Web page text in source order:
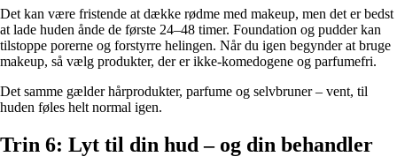
Det kan være fristende at dække rødme med makeup, men det er bedst
at lade huden ånde de første 24–48 timer. Foundation og pudder kan
tilstoppe porerne og forstyrre helingen. Når du igen begynder at bruge
makeup, så vælg produkter, der er ikke-komedogene og parfumefri.
Det samme gælder hårprodukter, parfume og selvbruner – vent, til
huden føles helt normal igen.
Trin 6: Lyt til din hud – og din behandler